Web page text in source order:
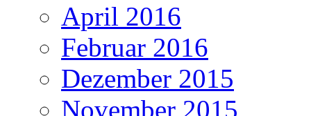
April 2016
Februar 2016
Dezember 2015
November 2015